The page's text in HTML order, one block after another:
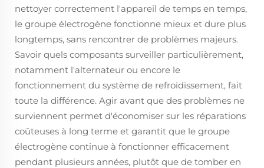
nettoyer correctement l'appareil de temps en temps,
le groupe électrogène fonctionne mieux et dure plus
longtemps, sans rencontrer de problèmes majeurs.
Savoir quels composants surveiller particulièrement,
notamment l'alternateur ou encore le
fonctionnement du système de refroidissement, fait
toute la différence. Agir avant que des problèmes ne
surviennent permet d'économiser sur les réparations
coûteuses à long terme et garantit que le groupe
électrogène continue à fonctionner efficacement
pendant plusieurs années, plutôt que de tomber en